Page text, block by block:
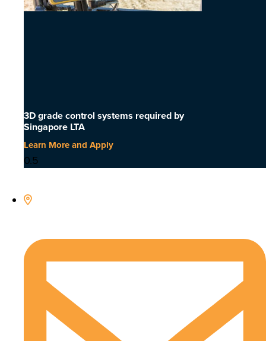
3D grade control systems required by
Singapore LTA
Learn More and Apply